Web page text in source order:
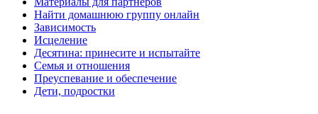
Найти домашнюю группу онлайн
Зависимость
Исцеление
Десятина: принесите и испытайте
Семья и отношения
Преуспевание и обеспечение
Дети, подростки